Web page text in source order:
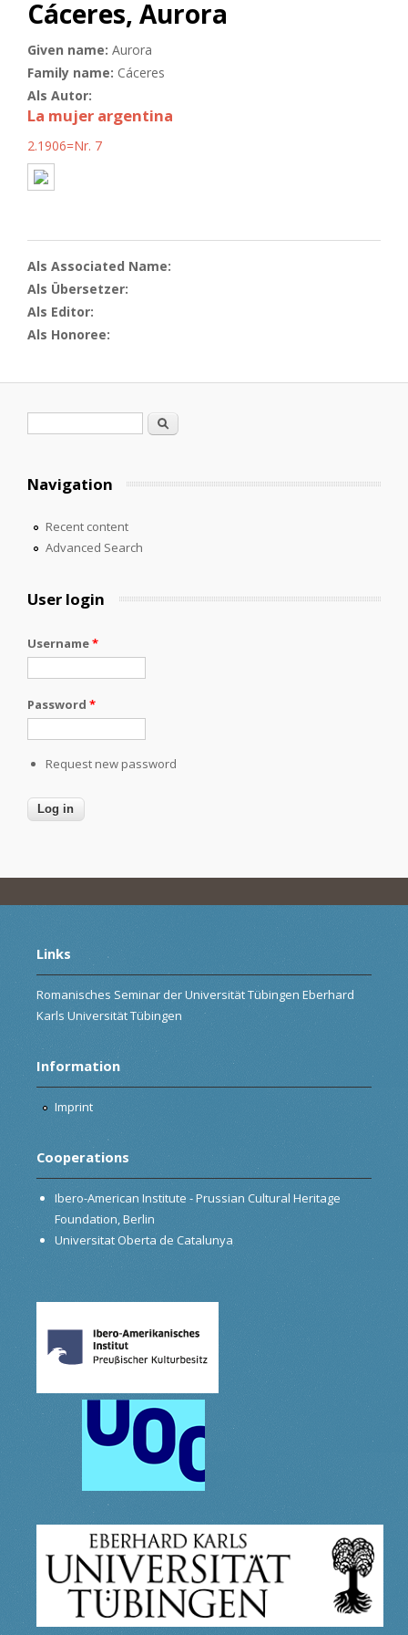
Cáceres, Aurora
Given name: Aurora
Family name: Cáceres
Als Autor:
La mujer argentina
2.1906=Nr. 7
Als Associated Name:
Als Übersetzer:
Als Editor:
Als Honoree:
Search
Navigation
Recent content
Advanced Search
User login
Username*
Password *
Request new password
Links
Romanisches Seminar der Universität Tübingen Eberhard
Karls Universität Tübingen
Information
Imprint
Cooperations
Ibero-American Institute - Prussian Cultural Heritage
Foundation, Berlin
Universitat Oberta de Catalunya